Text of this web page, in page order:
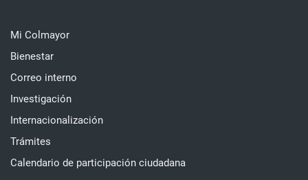
Mi Colmayor
Bienestar
Correo interno
Investigación
Internacionalización
Trámites
Calendario de participación ciudadana